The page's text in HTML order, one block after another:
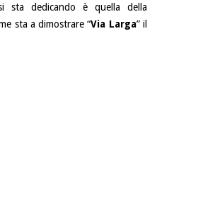
sta dedicando è quella della
sta a dimostrare “Via Larga” il